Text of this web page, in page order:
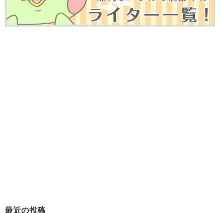
最近の投稿